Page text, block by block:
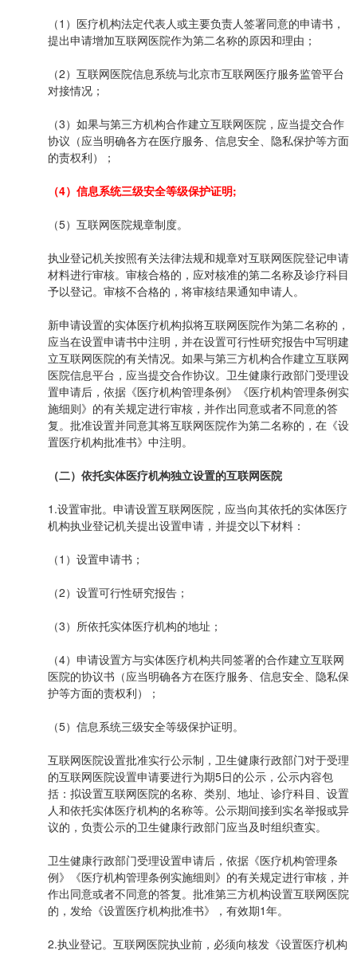
（1）医疗机构法定代表人或主要负责人签署同意的申请书，
提出申请增加互联网医院作为第二名称的原因和理由；
（2）互联网医院信息系统与北京市互联网医疗服务监管平台
对接情况；
（3）如果与第三方机构合作建立互联网医院，应当提交合作
协议（应当明确各方在医疗服务、信息安全、隐私保护等方面
的责权利）；
（4）信息系统三级安全等级保护证明;
（5）互联网医院规章制度。
执业登记机关按照有关法律法规和规章对互联网医院登记申请
材料进行审核。审核合格的，应对核准的第二名称及诊疗科目
予以登记。审核不合格的，将审核结果通知申请人。
新申请设置的实体医疗机构拟将互联网医院作为第二名称的，
应当在设置申请书中注明，并在设置可行性研究报告中写明建
立互联网医院的有关情况。如果与第三方机构合作建立互联网
医院信息平台，应当提交合作协议。卫生健康行政部门受理设
置申请后，依据《医疗机构管理条例》《医疗机构管理条例实
施细则》的有关规定进行审核，并作出同意或者不同意的答
复。批准设置并同意其将互联网医院作为第二名称的，在《设
置医疗机构批准书》中注明。
（二）依托实体医疗机构独立设置的互联网医院
1.设置审批。申请设置互联网医院，应当向其依托的实体医疗
机构执业登记机关提出设置申请，并提交以下材料：
（1）设置申请书；
（2）设置可行性研究报告；
（3）所依托实体医疗机构的地址；
（4）申请设置方与实体医疗机构共同签署的合作建立互联网
医院的协议书（应当明确各方在医疗服务、信息安全、隐私保
护等方面的责权利）；
（5）信息系统三级安全等级保护证明。
互联网医院设置批准实行公示制，卫生健康行政部门对于受理
的互联网医院设置申请要进行为期5日的公示，公示内容包
括：拟设置互联网医院的名称、类别、地址、诊疗科目、设置
人和依托实体医疗机构的名称等。公示期间接到实名举报或异
议的，负责公示的卫生健康行政部门应当及时组织查实。
卫生健康行政部门受理设置申请后，依据《医疗机构管理条
例》《医疗机构管理条例实施细则》的有关规定进行审核，并
作出同意或者不同意的答复。批准第三方机构设置互联网医院
的，发给《设置医疗机构批准书》，有效期1年。
2.执业登记。互联网医院执业前，必须向核发《设置医疗机构